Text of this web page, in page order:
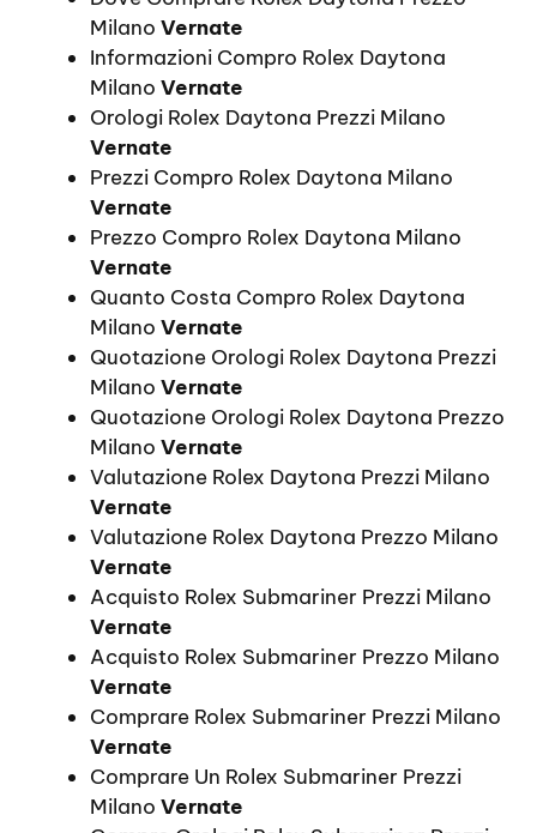
Milano Vernate
Informazioni Compro Rolex Daytona
Milano Vernate
Orologi Rolex Daytona Prezzi Milano
Vernate
Prezzi Compro Rolex Daytona Milano
Vernate
Prezzo Compro Rolex Daytona Milano
Vernate
Quanto Costa Compro Rolex Daytona
Milano Vernate
Quotazione Orologi Rolex Daytona Prezzi
Milano Vernate
Quotazione Orologi Rolex Daytona Prezzo
Milano Vernate
Valutazione Rolex Daytona Prezzi Milano
Vernate
Valutazione Rolex Daytona Prezzo Milano
Vernate
Acquisto Rolex Submariner Prezzi Milano
Vernate
Acquisto Rolex Submariner Prezzo Milano
Vernate
Comprare Rolex Submariner Prezzi Milano
Vernate
Comprare Un Rolex Submariner Prezzi
Milano Vernate